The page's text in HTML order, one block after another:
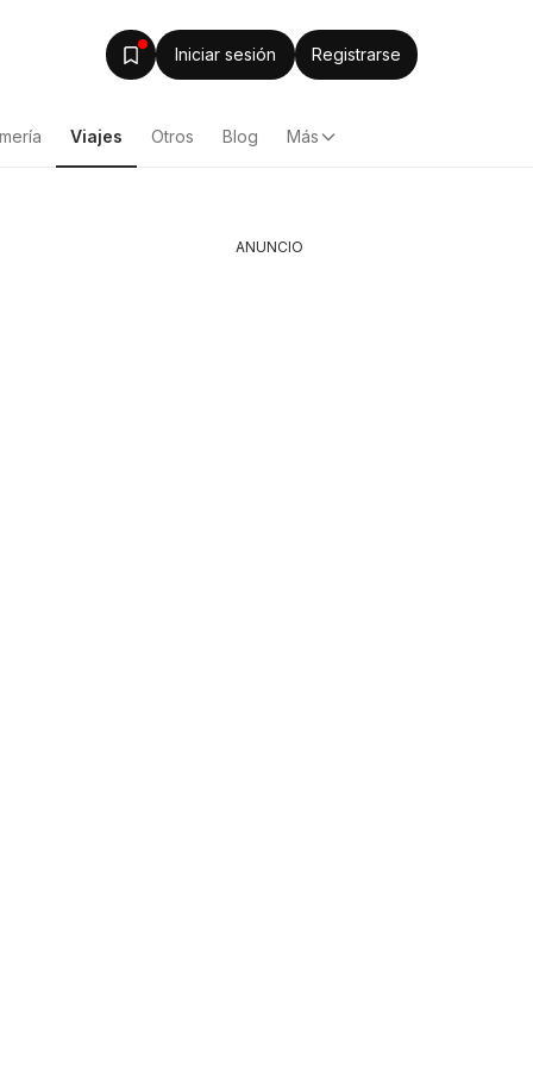
Iniciar sesión Registrarse
Viajes Otros Blog Más
ANUNCIO